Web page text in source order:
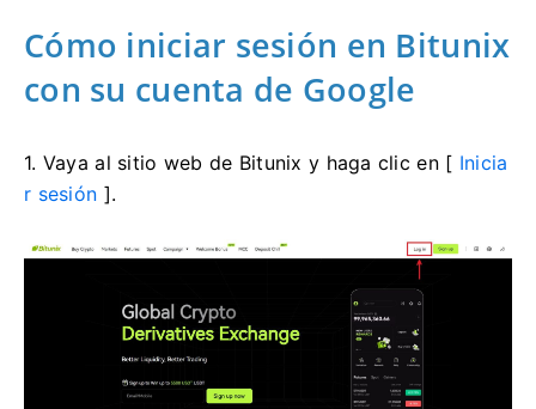
Cómo iniciar sesión en Bitunix
con su cuenta de Google
1. Vaya al sitio web de Bitunix y haga clic en [ Inicia
r sesión ].